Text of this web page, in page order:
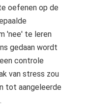
oefenen op de
'nee' te leren
gedaan wordt
controle
van stress zou
tot aangeleerde